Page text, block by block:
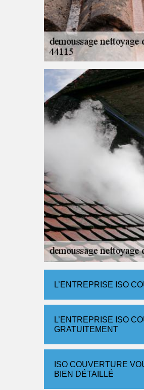
L’ENTREPRISE ISO
L’ENTREPRISE ISO
GRATUITEMENT
ISO COUVERTURE
BIEN DÉTAILLÉ